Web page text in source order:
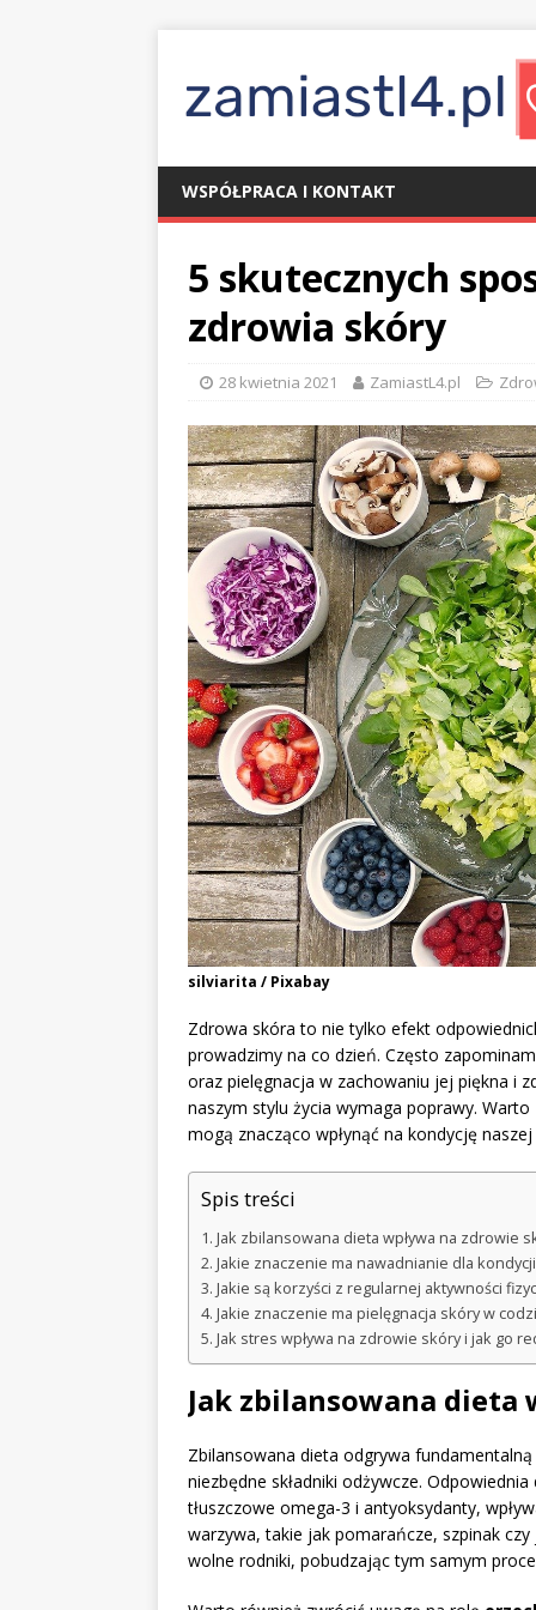
WSPÓŁPRACA I KONTAKT
5 skutecznych
zdrowia skóry
28 kwietnia 2021 ZamiastL4.pl
silviarita / Pixabay
Zdrowa skóra to nie tylko efekt
prowadzimy na co dzień. Często
oraz pielęgnacja w zachowaniu jej piękna i
naszym stylu życia wymaga poprawy.
mogą znacząco wpłynąć na kondycję
Spis treści
Jak zbilansowana dieta wpływa na zdrowie
Jakie znaczenie ma nawadnianie dla
Jakie są korzyści z regularnej aktywności
Jakie znaczenie ma pielęgnacja skóry w
Jak stres wpływa na zdrowie skóry i jak go
Jak zbilansowana dieta
Zbilansowana dieta odgrywa
niezbędne składniki odżywcze.
tłuszczowe omega-3 i antyoksydanty,
warzywa, takie jak pomarańcze, szpinak
wolne rodniki, pobudzając tym samym